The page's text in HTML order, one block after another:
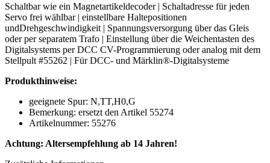
Schaltbar wie ein Magnetartikeldecoder | Schaltadresse für jeden
Servo frei wählbar | einstellbare Haltepositionen
undDrehgeschwindigkeit | Spannungsversorgung über das Gleis
oder per separatem Trafo | Einstellung über die Weichentasten des
Digitalsystems per DCC CV-Programmierung oder analog mit dem
Stellpult #55262 | Für DCC- und Märklin®-Digitalsysteme
Produkthinweise:
geeignete Spur: N,TT,H0,G
Bemerkung: ersetzt den Artikel 55274
Artikelnummer: 55276
Achtung: Altersempfehlung ab 14 Jahren!